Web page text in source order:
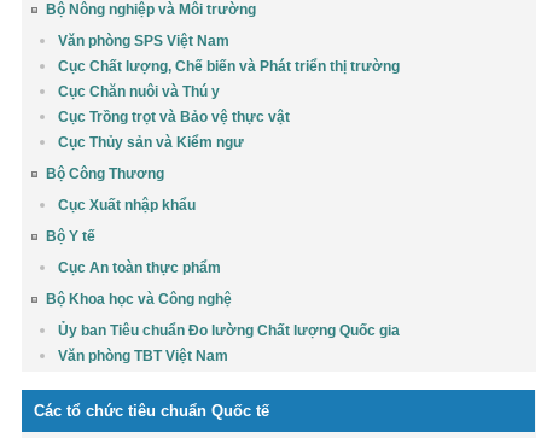
Bộ Nông nghiệp và Môi trường
Văn phòng SPS Việt Nam
Cục Chất lượng, Chế biến và Phát triển thị trường
Cục Chăn nuôi và Thú y
Cục Trồng trọt và Bảo vệ thực vật
Cục Thủy sản và Kiểm ngư
Bộ Công Thương
Cục Xuất nhập khẩu
Bộ Y tế
Cục An toàn thực phẩm
Bộ Khoa học và Công nghệ
Ủy ban Tiêu chuẩn Đo lường Chất lượng Quốc gia
Văn phòng TBT Việt Nam
Các tổ chức tiêu chuẩn Quốc tế